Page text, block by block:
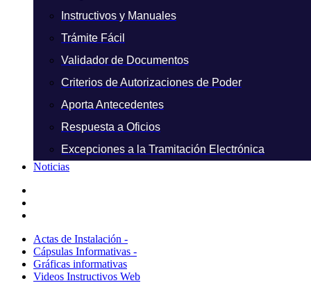
Instructivos y Manuales
Trámite Fácil
Validador de Documentos
Criterios de Autorizaciones de Poder
Aporta Antecedentes
Respuesta a Oficios
Excepciones a la Tramitación Electrónica
Noticias
Actas de Instalación -
Cápsulas Informativas -
Gráficas informativas
Videos Instructivos Web